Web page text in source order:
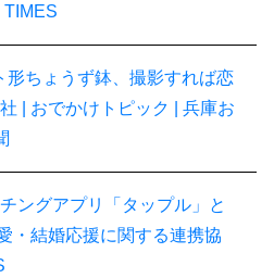
形ちょうず鉢、撮影すれば恋
| おでかけトピック | 兵庫お
ングアプリ「タップル」と
・結婚応援に関する連携協